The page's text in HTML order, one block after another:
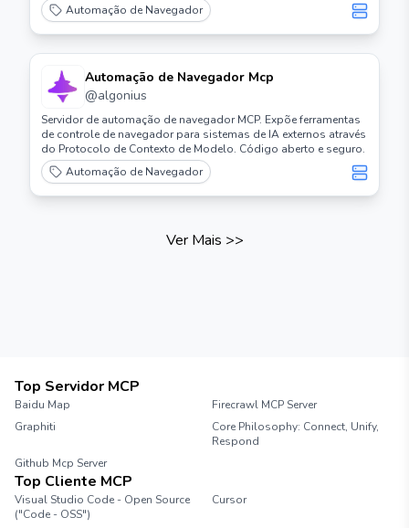
Automação de Navegador
Automação de Navegador Mcp
@algonius
Servidor de automação de navegador MCP. Expõe ferramentas
de controle de navegador para sistemas de IA externos através
do Protocolo de Contexto de Modelo. Código aberto e seguro.
Automação de Navegador
Ver Mais >>
Top Servidor MCP
Baidu Map
Firecrawl MCP Server
Graphiti
Core Philosophy: Connect, Unify,
Respond
Github Mcp Server
Top Cliente MCP
Visual Studio Code - Open Source
("Code - OSS")
Cursor